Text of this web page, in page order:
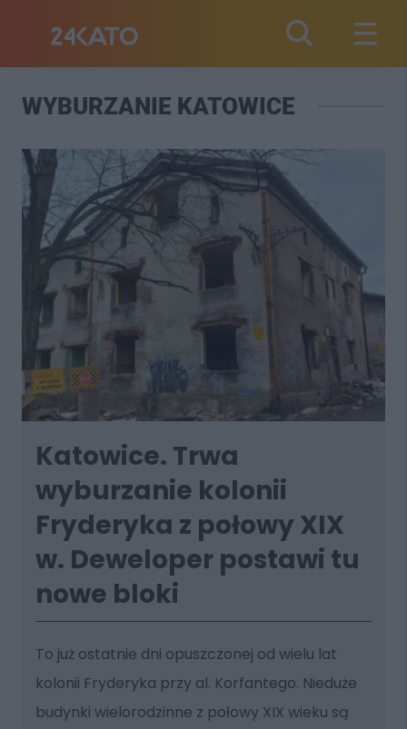
WYBURZANIE KATOWICE
Katowice. Trwa
wyburzanie kolonii
Fryderyka z połowy XIX
w. Deweloper postawi tu
nowe bloki
To już ostatnie dni opuszczonej od wielu lat
kolonii Fryderyka przy al. Korfantego. Nieduże
budynki wielorodzinne z połowy XIX wieku są